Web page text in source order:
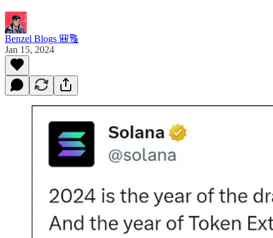
Benzel Blogs 🎒🔠
Jan 15, 2024